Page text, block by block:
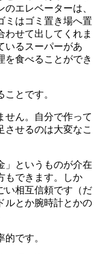
エレベーターは、
ミはゴミ置き場へ置
わせて出してくれま
いるスーパーがあ
を食べることができ
とです。
せん。自分で作って
させるのは大変なこ
」というものが介在
もできます。しか
い相互信頼です（だ
ルとか腕時計とかの
です。